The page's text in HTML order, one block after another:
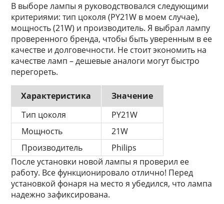
В выборе лампы я руководствовался следующими
критериями: тип цоколя (PY21W в моем случае),
мощность (21W) и производитель. Я выбрал лампу
проверенного бренда, чтобы быть уверенным в ее
качестве и долговечности. Не стоит экономить на
качестве ламп – дешевые аналоги могут быстро
перегореть.
Характеристика
Значение
Тип цоколя
PY21W
Мощность
21W
Производитель
Philips
После установки новой лампы я проверил ее
работу. Все функционировало отлично! Перед
установкой фонаря на место я убедился, что лампа
надежно зафиксирована.